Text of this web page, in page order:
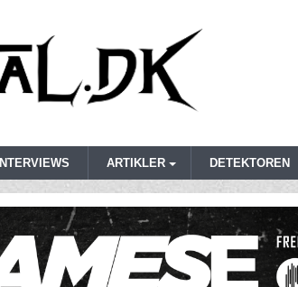
INTERVIEWS ARTIKLER DETEKTOREN